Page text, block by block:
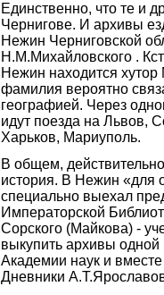
Единственно, что те и
Чернигове. И архивы
Нежин Черниговской
Н.М.Михайловского .
Нежин находится
фамилия вероятно
географией. Через
идут поезда на Львов,
Харьков, Мариуполь.
В общем,
история. В Нежин «для
специально выехал
Императорской
Сорского (Майкова) -
выкупить архивы
Академии наук и
Дневники